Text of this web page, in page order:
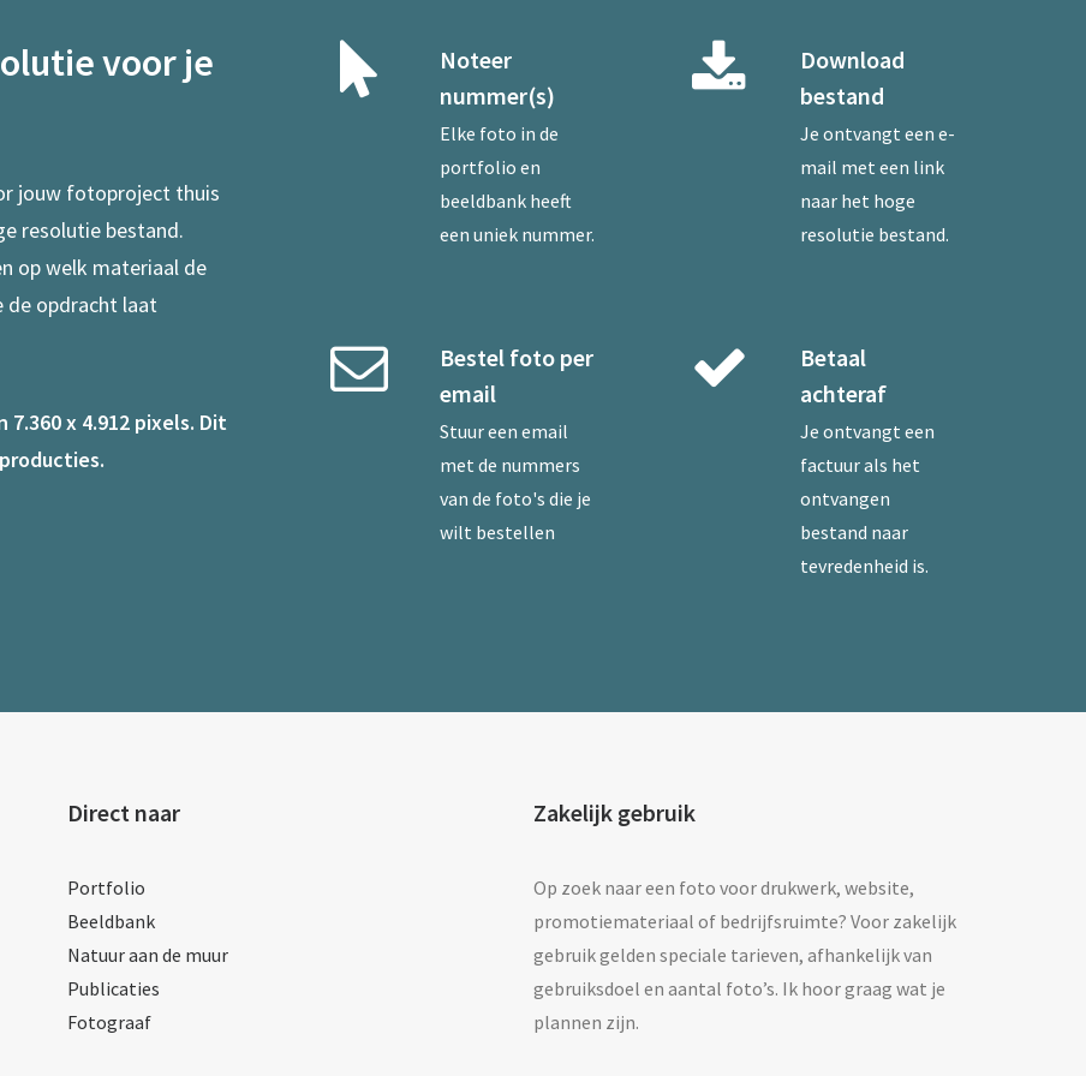
voor je
jouw fotoproject thuis
resolutie bestand.
op welk materiaal de
de opdracht laat
x 4.912 pixels. Dit
Noteer
nummer(s)
Elke foto in de
portfolio en
beeldbank heeft
een uniek nummer.
Bestel foto per
email
Stuur een email
met de nummers
van de foto's die je
wilt bestellen
Download
bestand
Je ontvangt een e-
mail met een link
naar het hoge
resolutie bestand.
Betaal
achteraf
Je ontvangt een
factuur als het
ontvangen
bestand naar
tevredenheid is.
Direct naar
Portfolio
Beeldbank
Natuur aan de muur
Publicaties
Fotograaf
Zakelijk gebruik
Op zoek naar een foto voor drukwerk, website,
promotiemateriaal of bedrijfsruimte? Voor zakelijk
gebruik gelden speciale tarieven, afhankelijk van
gebruiksdoel en aantal foto’s. Ik hoor graag wat je
plannen zijn.